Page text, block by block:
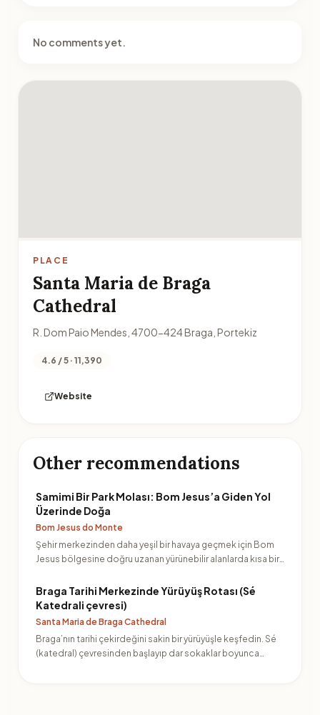
No comments yet.
PLACE
Santa Maria de Braga
Cathedral
R. Dom Paio Mendes, 4700-424 Braga, Portekiz
4.6 / 5 · 11,390
Website
Other recommendations
Samimi Bir Park Molası: Bom Jesus’a Giden Yol
Üzerinde Doğa
Bom Jesus do Monte
Şehir merkezinden daha yeşil bir havaya geçmek için Bom
Jesus bölgesine doğru uzanan yürünebilir alanlarda kısa bir…
Braga Tarihi Merkezinde Yürüyüş Rotası (Sé
Katedrali çevresi)
Santa Maria de Braga Cathedral
Braga’nın tarihi çekirdeğini sakin bir yürüyüşle keşfedin. Sé
(katedral) çevresinden başlayıp dar sokaklar boyunca…